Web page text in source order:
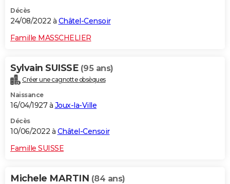
Décès
24/08/2022 à Châtel-Censoir
Famille MASSCHELIER
Sylvain SUISSE (95 ans)
Créer une cagnotte obsèques
Naissance
16/04/1927 à Joux-la-Ville
Décès
10/06/2022 à Châtel-Censoir
Famille SUISSE
Michele MARTIN (84 ans)